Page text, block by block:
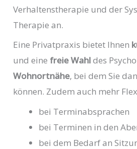
Verhaltenstherapie und der
Therapie an.
Eine Privatpraxis bietet Ihnen
und eine freie Wahldes
Wohnortnähe, bei dem Sie
können. Zudem auch mehr
bei Terminabsprachen
bei Terminen in den
bei dem Bedarf an